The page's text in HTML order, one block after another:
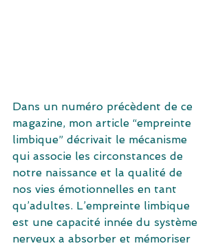
Dans un numéro précèdent de ce
magazine, mon article “empreinte
limbique” décrivait le mécanisme
qui associe les circonstances de
notre naissance et la qualité de
nos vies émotionnelles en tant
qu’adultes. L’empreinte limbique
est une capacité innée du système
nerveux a absorber et mémoriser